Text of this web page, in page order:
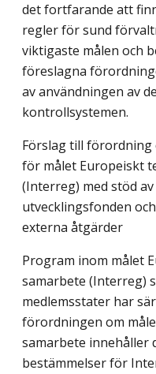
det fortfarande att
regler för sund
viktigaste målen och
föreslagna
av användningen av
kontrollsystemen.
Förslag till förordning
för målet Europeiskt
(Interreg) med stöd
utvecklingsfonden
externa åtgärder
Program inom målet
samarbete (Interreg)
medlemsstater har
förordningen om
samarbete innehåller
bestämmelser för